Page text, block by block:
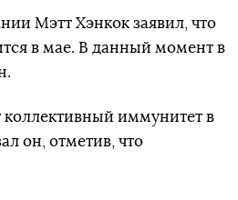
Мэтт Хэнкок заявил, что
в мае. В данный момент в
коллективный иммунитет в
он, отметив, что